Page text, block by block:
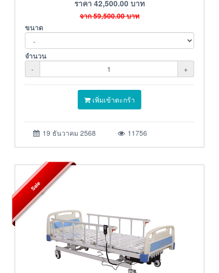
ราคา 42,500.00 บาท
จาก59,500.00บาท
ขนาด
จำนวน
-
+
เพิ่มเข้าตะกร้า
19 ธันวาคม 2568 11756
Sale